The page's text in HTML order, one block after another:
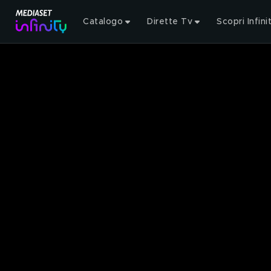
Catalogo Dirette Tv Scopri